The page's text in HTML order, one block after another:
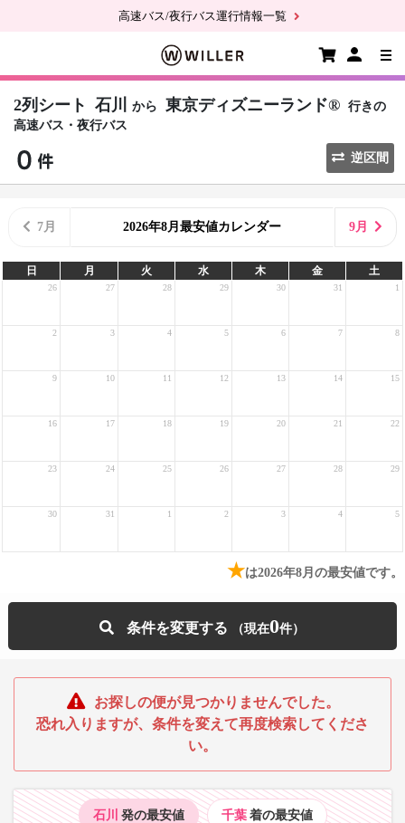
高速バス/夜行バス運行情報一覧
2列シート 石川 から 東京ディズニーランド® 行きの
高速バス・夜行バス
逆区間
7月 2026年8月最安値カレンダー 9月
日 月 火 水 木 金 土
26 27 28 29 30 31 1
2 3 4 5 6 7 8
9 10 11 12 13 14 15
16 17 18 19 20 21 22
23 24 25 26 27 28 29
30 31 1 2 3 4 5
★は2026年8月の最安値です。
条件を変更する 0
お探しの便が見つかりませんでした。
恐れ入りますが、条件を変えて再度検索してくださ
い。
石川 発の最安値 千葉 着の最安値